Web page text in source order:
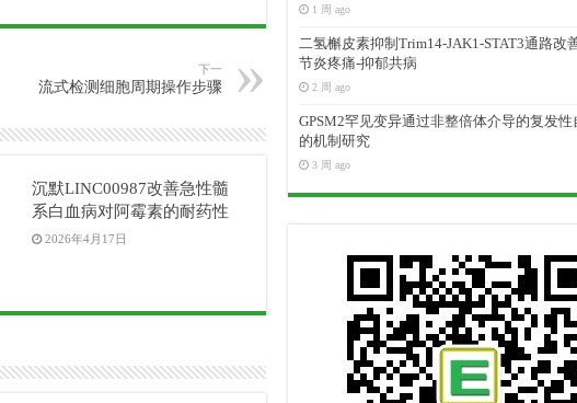
下一
流式检测细胞周期操作步骤
沉默LINC00987改善急性髓
系白血病对阿霉素的耐药性
2026年4月17日
1 周 ago
二氢槲皮素抑制Trim14-JAK1-STAT3通路改
节炎疼痛-抑郁共病
2 周 ago
GPSM2罕见变异通过非整倍体介导的复发性
的机制研究
3 周 ago